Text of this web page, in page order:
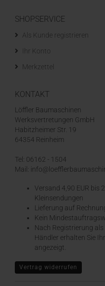
SHOPSERVICE
Als Kunde registrieren
Ihr Konto
Merkzettel
KONTAKT
Löffler Baumaschinen
Werksvertretungen GmbH
Habitzheimer Str. 19
64354 Reinheim
Tel: 06162 - 1504
Mail:
Versand 4,90 EUR bis
Kleinsendungen
​Lieferung auf
Kein
Nach Registrierung
Händler erhalten Sie
angezeigt.
Vertrag widerrufen